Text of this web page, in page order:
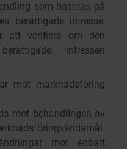
som baseras på
berättigade intresse,
att verifiera om den
intressen
mot marknadsföring
mot behandlingen av
mot enbart